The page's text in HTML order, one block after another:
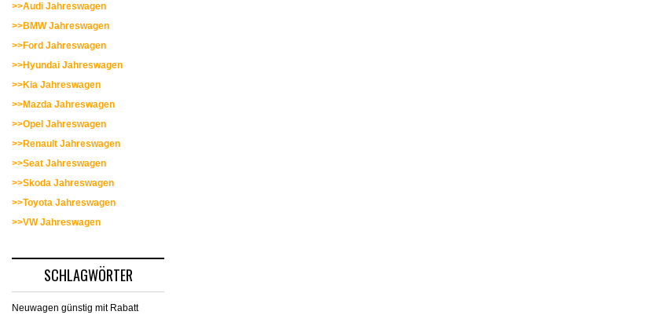
>>Audi Jahreswagen
>>BMW Jahreswagen
>>Ford Jahreswagen
>>Hyundai Jahreswagen
>>Kia Jahreswagen
>>Mazda Jahreswagen
>>Opel Jahreswagen
>>Renault Jahreswagen
>>Seat Jahreswagen
>>Skoda Jahreswagen
>>Toyota Jahreswagen
>>VW Jahreswagen
SCHLAGWÖRTER
Neuwagen günstig mit Rabatt